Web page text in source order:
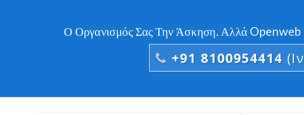
Ο Οργανισμός Σας Την Άσκηση. Αλλά Openweb
+91 8100954414